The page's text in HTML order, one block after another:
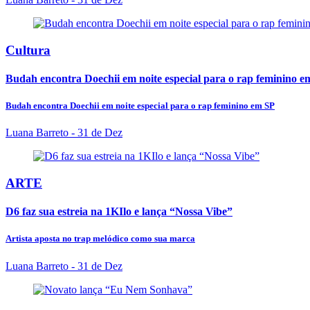
Cultura
Budah encontra Doechii em noite especial para o rap feminino
Budah encontra Doechii em noite especial para o rap feminino em SP
Luana Barreto - 31 de Dez
ARTE
D6 faz sua estreia na 1KIlo e lança “Nossa Vibe”
Artista aposta no trap melódico como sua marca
Luana Barreto - 31 de Dez